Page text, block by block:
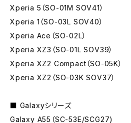
Xperia 5（SO-01M SOV41）
Xperia 1（SO-03L SOV40）
Xperia Ace（SO-02L）
Xperia XZ3（SO-01L SOV39）
Xperia XZ2 Compact（SO-05K）
Xperia XZ2（SO-03K SOV37）
■ Galaxyシリーズ
Galaxy A55（SC-53E/SCG27)